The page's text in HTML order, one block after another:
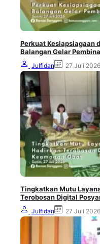
Perkuat Kesiapsiagaan
Balangan Gelar
Julfidan 27 Juli 2026
Tingkatkan Mutu
Terobosan Digital
Julfidan 27 Juli 2026